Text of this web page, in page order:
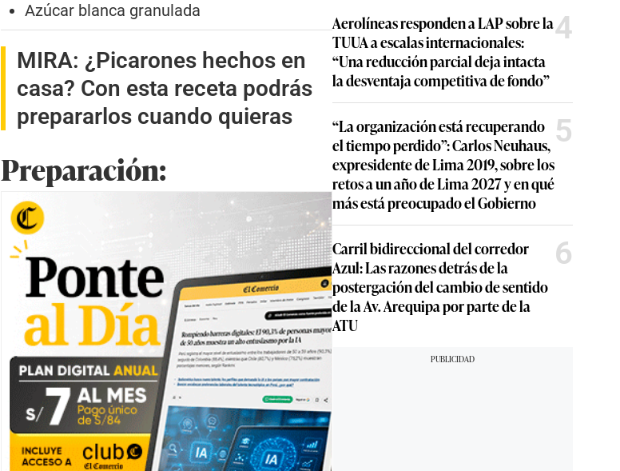
Azúcar blanca granulada
MIRA: ¿Picarones hechos en
casa? Con esta receta podrás
prepararlos cuando quieras
Preparación:
Aerolíneas responden a LAP sobre la
TUUA a escalas internacionales:
“Una reducción parcial deja intacta
la desventaja competitiva de fondo”
4
“La organización está recuperando
el tiempo perdido”: Carlos Neuhaus,
expresidente de Lima 2019, sobre los
retos a un año de Lima 2027 y en qué
más está preocupado el Gobierno
5
Carril bidireccional del corredor
Azul: Las razones detrás de la
postergación del cambio de sentido
de la Av. Arequipa por parte de la
ATU
6